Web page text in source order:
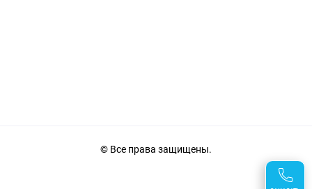
© Все права защищены.